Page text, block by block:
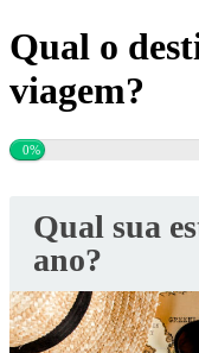
Qual o
viagem?
0%
Qual sua
ano?